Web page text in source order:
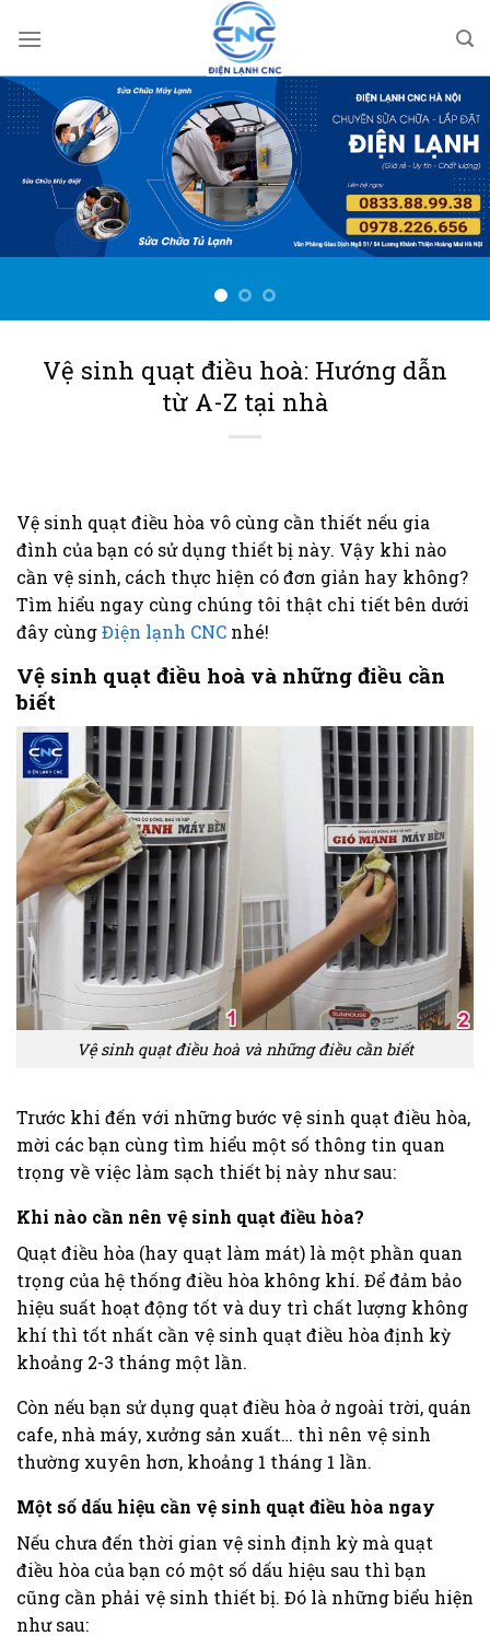
qua
dung
Vệ sinh quạt điều hoà: Hướng dẫn
từ A-Z tại nhà
Vệ sinh quạt điều hòa vô cùng cần thiết nếu gia
đình của bạn có sử dụng thiết bị này. Vậy khi nào
cần vệ sinh, cách thực hiện có đơn giản hay không?
Tìm hiểu ngay cùng chúng tôi thật chi tiết bên dưới
đây cùngĐiện lạnh CNC nhé!
Vệ sinh quạt điều hoà và những điều cần
biết
Vệ sinh quạt điều hoà và những điều cần biết
Trước khi đến với những bước vệ sinh quạt điều hòa,
mời các bạn cùng tìm hiểu một số thông tin quan
trọng về việc làm sạch thiết bị này như sau:
Khi nào cần nên vệ sinh quạt điều hòa?
Quạt điều hòa (hay quạt làm mát) là một phần quan
trọng của hệ thống điều hòa không khí. Để đảm bảo
hiệu suất hoạt động tốt và duy trì chất lượng không
khí thì tốt nhất cần vệ sinh quạt điều hòa định kỳ
khoảng 2-3 tháng một lần.
Còn nếu bạn sử dụng quạt điều hòa ở ngoài trời, quán
cafe, nhà máy, xưởng sản xuất… thì nên vệ sinh
thường xuyên hơn, khoảng 1 tháng 1 lần.
Một số dấu hiệu cần vệ sinh quạt điều hòa ngay
Nếu chưa đến thời gian vệ sinh định kỳ mà quạt
điều hòa của bạn có một số dấu hiệu sau thì bạn
cũng cần phải vệ sinh thiết bị. Đó là những biểu hiện
như sau: